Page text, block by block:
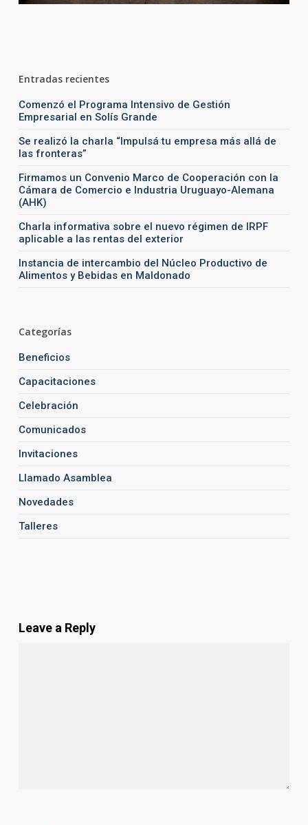
Entradas recientes
Comenzó el Programa Intensivo de Gestión
Empresarial en Solís Grande
Se realizó la charla “Impulsá tu empresa más allá de
las fronteras”
Firmamos un Convenio Marco de Cooperación con la
Cámara de Comercio e Industria Uruguayo-Alemana
(AHK)
Charla informativa sobre el nuevo régimen de IRPF
aplicable a las rentas del exterior
Instancia de intercambio del Núcleo Productivo de
Alimentos y Bebidas en Maldonado
Categorías
Beneficios
Capacitaciones
Celebración
Comunicados
Invitaciones
Llamado Asamblea
Novedades
Talleres
Leave a Reply